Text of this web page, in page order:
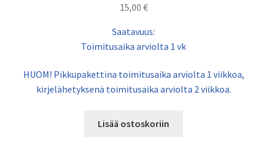
15,00 €
Saatavuus:
Toimitusaika arviolta 1 vk
HUOM! Pikkupakettina toimitusaika arviolta 1 viikkoa,
kirjelähetyksenä toimitusaika arviolta 2 viikkoa.
Lisää ostoskoriin